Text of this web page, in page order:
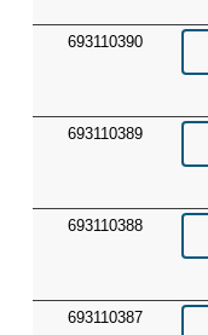
693110390
693110389
693110388
693110387